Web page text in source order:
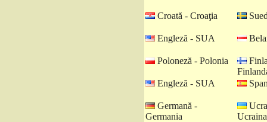
Croată - Croaţia
Engleză - SUA
Poloneză - Polonia
Engleză - SUA
Germană -
Germania
Ucraina